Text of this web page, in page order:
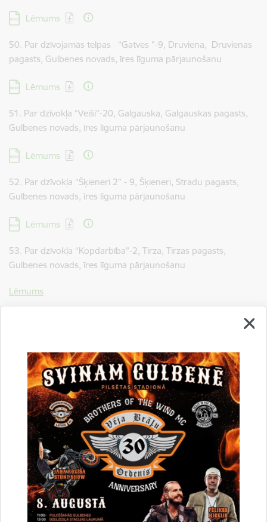
Lejupielādēt:
Lēmums
50. Par dzīvojamās telpas “Gatves ”-9, Druviena, Druvienas
pagasts, Gulbenes novads, īres līguma pārjaunošanu
Lejupielādēt:
Lēmums
51. Par dzīvokļa “Veiši”-20, Galgauska, Galgauskas pagasts,
Gulbenes novads, īres līguma pārjaunošanu
Lejupielādēt:
Lēmums
52. Par dzīvokļa “Šķieneri 2” - 9, Šķieneri, Stradu pagasts,
Gulbenes novads, īres līguma pārjaunošanu
Lejupielādēt:
Lēmums
53. Par dzīvokļa “Kopdarbība”-2, Tirza, Tirzas pagasts,
Gulbenes novads, īres līguma pārjaunošanu
Lēmums
Lejupielādēt:
Lēmums
55. Par E. P. iesnieguma izskatīšanu
Lejupielādēt:
Lēmums
56. Par iekšējā normatīvā akta “Gulbenes novada bāriņtiesas
nolikums” apstiprināšanu
Lejupielādēt:
Lēmums
57. Par iekšējā normatīvā akta “Grozījumi Gulbenes novada